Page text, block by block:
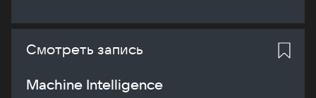
Смотреть запись
Machine Intelligence